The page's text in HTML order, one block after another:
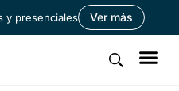
y presenciales Ver más